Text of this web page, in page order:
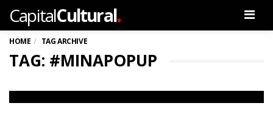
CapitalCultural.
HOME TAG ARCHIVE
TAG: #MINAPOPUP